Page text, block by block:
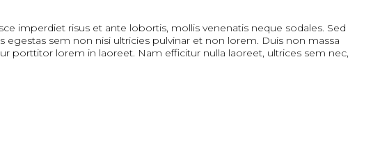
imperdiet risus et ante lobortis, mollis venenatis neque sodales. Sed
egestas sem non nisi ultricies pulvinar et non lorem. Duis non massa
porttitor lorem in laoreet. Nam efficitur nulla laoreet, ultrices sem nec,